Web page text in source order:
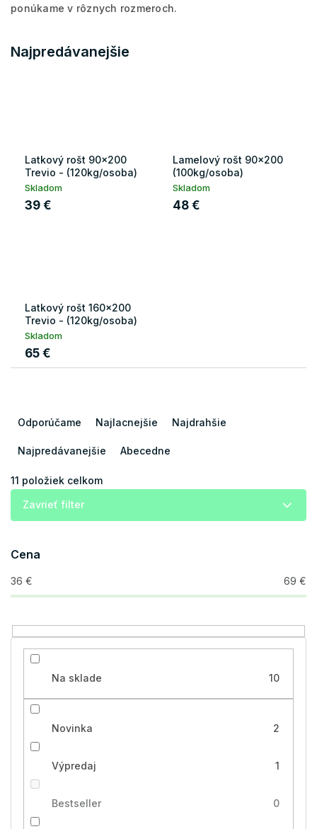
ponúkame v rôznych rozmeroch.
Najpredávanejšie
Latkový rošt 90x200
Trevio - (120kg/osoba)
Skladom
39 €
Lamelový rošt 90x200
(100kg/osoba)
Skladom
48 €
Latkový rošt 160x200
Trevio - (120kg/osoba)
Skladom
65 €
i
d
u
k
o
v
Odporúčame Najlacnejšie Najdrahšie
Najpredávanejšie Abecedne
11 položiek celkom
Zavrieť filter
Cena
36 € 69 €
Na sklade 10
Novinka 2
Výpredaj 1
Bestseller 0